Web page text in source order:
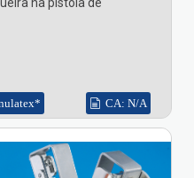
na pistola de
CA: N/A